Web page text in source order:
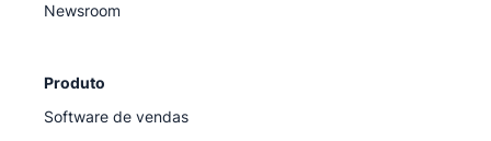
Newsroom
Produto
Software de vendas